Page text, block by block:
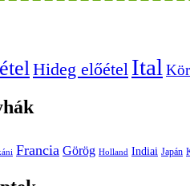
Hideg előétel Ital
Francia Görög Holland Indiai Japán